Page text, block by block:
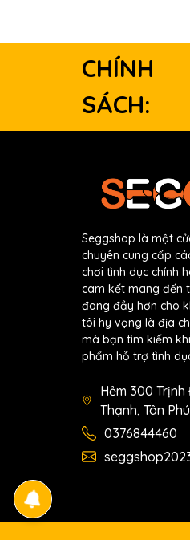
Dụng cụ rung
ảnh hưởng cho
bạn cho vào niệu
CHÍNH
SÁCH:
Seggshop là một
chuyên cung cấp
chơi tình dục chính
cam kết mang đến
đong đầy hơn cho
tôi hy vọng là địa
mà bạn tìm kiếm
phẩm hỗ trợ tình
Hẻm 300
Thạnh, Tân Phú
0376844460